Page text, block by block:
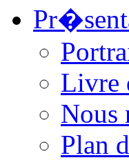
Livre
Nous
Plan